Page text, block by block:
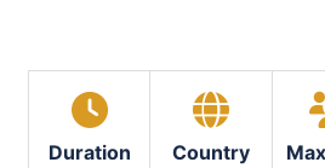
Duration
Country